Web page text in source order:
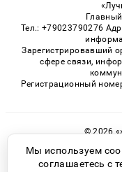
Тел.: +79023790276
Зарегистрировавший
сфере связи,
Регистрационный
© 2026
Мы используем
соглашаетесь с